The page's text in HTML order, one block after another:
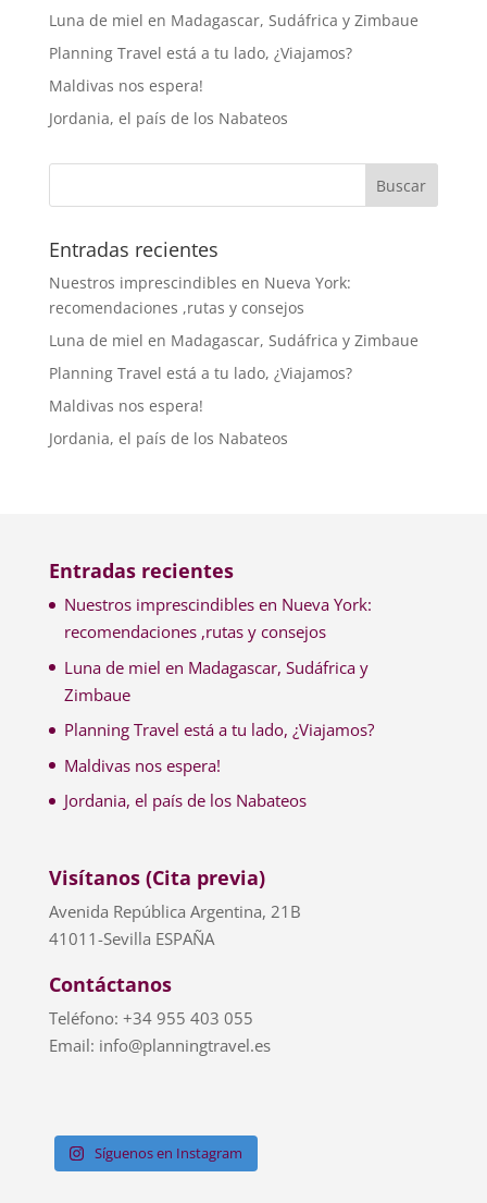
Luna de miel en Madagascar, Sudáfrica y Zimbaue
Planning Travel está a tu lado, ¿Viajamos?
Maldivas nos espera!
Jordania, el país de los Nabateos
Entradas recientes
Nuestros imprescindibles en Nueva York:
recomendaciones ,rutas y consejos
Luna de miel en Madagascar, Sudáfrica y Zimbaue
Planning Travel está a tu lado, ¿Viajamos?
Maldivas nos espera!
Jordania, el país de los Nabateos
Entradas recientes
Nuestros imprescindibles en Nueva York:
recomendaciones ,rutas y consejos
Luna de miel en Madagascar, Sudáfrica y
Zimbaue
Planning Travel está a tu lado, ¿Viajamos?
Maldivas nos espera!
Jordania, el país de los Nabateos
Visítanos (Cita previa)
Avenida República Argentina, 21B
41011-Sevilla ESPAÑA
Contáctanos
Teléfono: +34 955 403 055
Email: info@planningtravel.es
Síguenos en Instagram